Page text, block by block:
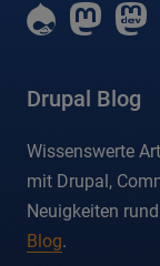
erdfisch
on
on
Drupal Blog
Wissenswerte
mit Drupal,
Neuigkeiten
Blog.